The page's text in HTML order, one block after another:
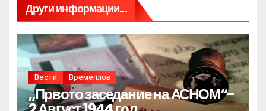
Други информации...
Вести Времеплов
„Првото заседание на АСНОМ“-